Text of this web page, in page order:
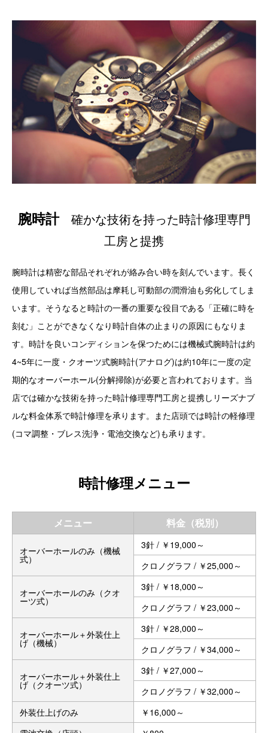
腕時計
確かな技術を持った時計修理専門
工房と提携
腕時計は精密な部品それぞれが絡み合い時を刻んでいます。長く
使用していれば当然部品は摩耗し可動部の潤滑油も劣化してしま
います。そうなると時計の一番の重要な役目である「正確に時を
刻む」ことができなくなり時計自体の止まりの原因にもなりま
す。時計を良いコンディションを保つためには機械式腕時計は約
4~5年に一度・クオーツ式腕時計(アナログ)は約10年に一度の定
期的なオーバーホール(分解掃除)が必要と言われております。当
店では確かな技術を持った時計修理専門工房と提携しリーズナブ
ルな料金体系で時計修理を承ります。また店頭では時計の軽修理
(コマ調整・ブレス洗浄・電池交換など)も承ります。
時計修理メニュー
メニュー 料金（税別）
オーバーホールのみ（機械
式）
3針 / ￥19,000～
クロノグラフ / ￥25,000～
オーバーホールのみ（クオ
ーツ式）
3針 / ￥18,000～
クロノグラフ / ￥23,000～
オーバーホール＋外装仕上
げ（機械）
3針 / ￥28,000～
クロノグラフ / ￥34,000～
オーバーホール＋外装仕上
げ（クオーツ式）
3針 / ￥27,000～
クロノグラフ / ￥32,000～
外装仕上げのみ
￥16,000～